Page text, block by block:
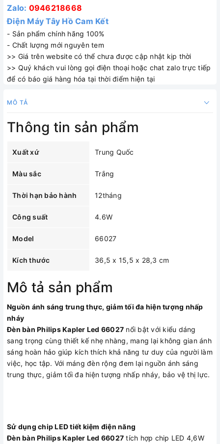
Zalo: 0946218668
Điện Máy Tây Hồ Cam Kết
- Sản phẩm chính hãng 100%
- Chất lượng mới nguyên tem
>> Giá trên website có thể chưa được cập nhật kịp thời
>> Quý khách vui lòng gọi điện thoại hoặc chat zalo trực tiếp
để có báo giá hàng hóa tại thời điểm hiện tại
MÔ TẢ
Thông tin sản phẩm
Xuất xứ Trung Quốc
Màu sắc Trắng
Thời hạn bảo hành 12tháng
Công suất 4.6W
Model 66027
Kích thước 36,5 x 15,5 x 28,3 cm
Mô tả sản phẩm
Nguồn ánh sáng trung thực, giảm tối đa hiện tượng nhấp
nháy
Đèn bàn Philips Kapler Led 66027 nổi bật với kiểu dáng
sang trọng cùng thiết kế nhẹ nhàng, mang lại không gian ánh
sáng hoàn hảo giúp kích thích khả năng tư duy của người làm
việc, học tập. Với máng đèn rộng đem lại nguồn ánh sáng
trung thực, giảm tối đa hiện tượng nhấp nháy, bảo vệ thị lực.
Sử dụng chip LED tiết kiệm điện năng
Đèn bàn Philips Kapler Led 66027 tích hợp chip LED 4,6W